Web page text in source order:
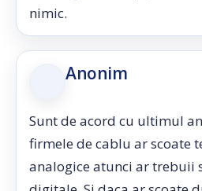
nimic.
Anonim
Sunt de acord cu ultimul
firmele de cablu ar scoate
analogice atunci ar trebuii